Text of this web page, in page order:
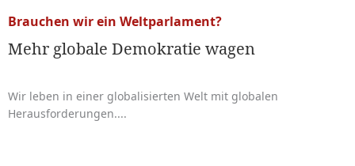
Brauchen wir ein Weltparlament?
Mehr globale Demokratie wagen
Wir leben in einer globalisierten Welt mit globalen
Herausforderungen....